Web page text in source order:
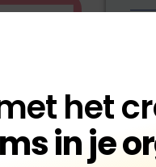
het
in je